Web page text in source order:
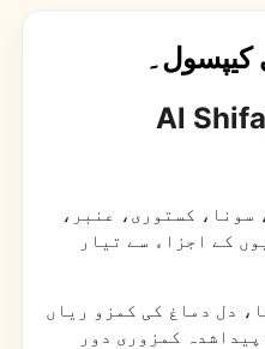
کیپسول۔
Al
سونا، کستوری، عنبر،
کے اجزاء سے تیار
دل دماغ کی کمزو ریاں
کمزوری دور